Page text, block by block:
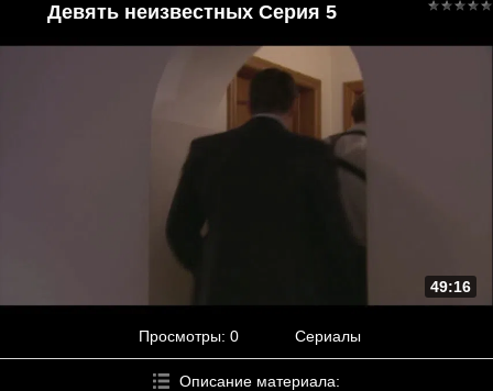
Девять неизвестных Серия 5
49:16
Просмотры: 0 Сериалы
Описание материала: